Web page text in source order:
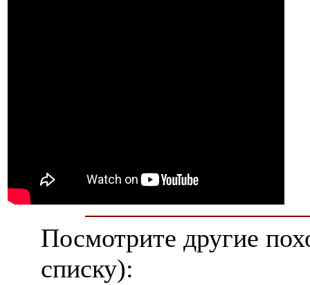
Посмотрите другие
списку):